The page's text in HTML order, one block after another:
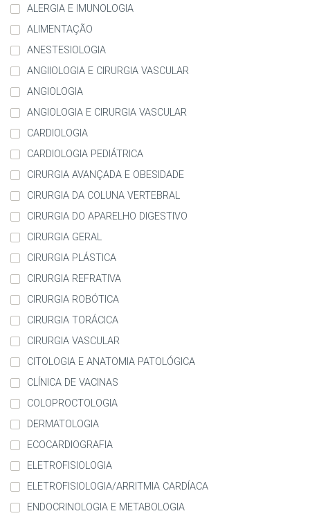
ALERGIA E IMUNOLOGIA
ALIMENTAÇÃO
ANESTESIOLOGIA
ANGIIOLOGIA E CIRURGIA VASCULAR
ANGIOLOGIA
ANGIOLOGIA E CIRURGIA VASCULAR
CARDIOLOGIA
CARDIOLOGIA PEDIÁTRICA
CIRURGIA AVANÇADA E OBESIDADE
CIRURGIA DA COLUNA VERTEBRAL
CIRURGIA DO APARELHO DIGESTIVO
CIRURGIA GERAL
CIRURGIA PLÁSTICA
CIRURGIA REFRATIVA
CIRURGIA ROBÓTICA
CIRURGIA TORÁCICA
CIRURGIA VASCULAR
CITOLOGIA E ANATOMIA PATOLÓGICA
CLÍNICA DE VACINAS
COLOPROCTOLOGIA
DERMATOLOGIA
ECOCARDIOGRAFIA
ELETROFISIOLOGIA
ELETROFISIOLOGIA/ARRITMIA CARDÍACA
ENDOCRINOLOGIA E METABOLOGIA